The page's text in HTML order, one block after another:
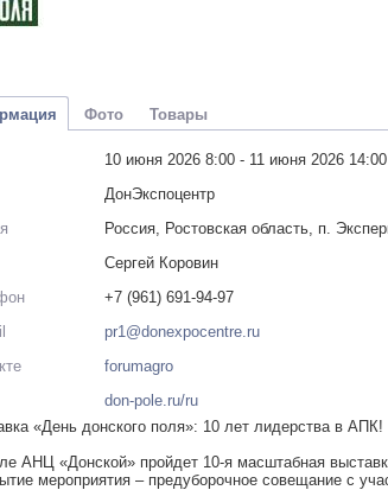
Фото Товары
10 июня 2026 8:00 - 11 июня 2026 14:00
ДонЭкспоцентр
Россия, Ростовская область, п.
Сергей Коровин
+7 (961) 691-94-97
pr1@donexpocentre.ru
forumagro
don-pole.ru/ru
«День донского поля»: 10 лет лидерства в АПК!
АНЦ «Донской» пройдет 10-я масштабная
мероприятия – предуборочное совещание с